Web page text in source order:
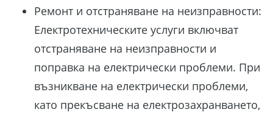
Ремонт и отстраняване на неизправности:
Електротехническите услуги включват
отстраняване на неизправности и
поправка на електрически проблеми. При
възникване на електрически проблеми,
като прекъсване на електрозахранването,